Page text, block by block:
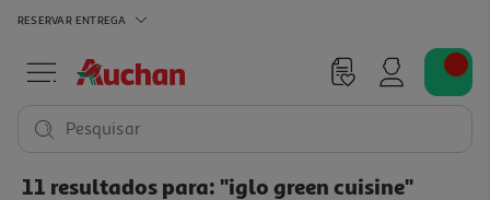
RESERVAR ENTREGA
Pesquisar
11 resultados para: "iglo green cuisine"